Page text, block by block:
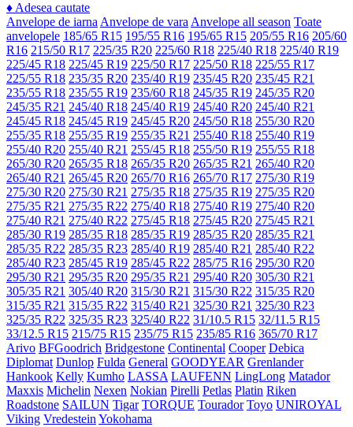
♦ Adesea cautate
Anvelope de iarna Anvelope de vara Anvelope all season Toate
anvelopele 185/65 R15 195/55 R16 195/65 R15 205/55 R16 205/60
R16 215/50 R17 225/35 R20 225/60 R18 225/40 R18 225/40 R19
225/45 R18 225/45 R19 225/50 R17 225/50 R18 225/55 R17
225/55 R18 235/35 R20 235/40 R19 235/45 R20 235/45 R21
235/55 R18 235/55 R19 235/60 R18 245/35 R19 245/35 R20
245/35 R21 245/40 R18 245/40 R19 245/40 R20 245/40 R21
245/45 R18 245/45 R19 245/45 R20 245/50 R18 255/30 R20
255/35 R18 255/35 R19 255/35 R21 255/40 R18 255/40 R19
255/40 R20 255/40 R21 255/45 R18 255/50 R19 255/55 R18
265/30 R20 265/35 R18 265/35 R20 265/35 R21 265/40 R20
265/40 R21 265/45 R20 265/70 R16 265/70 R17 275/30 R19
275/30 R20 275/30 R21 275/35 R18 275/35 R19 275/35 R20
275/35 R21 275/35 R22 275/40 R18 275/40 R19 275/40 R20
275/40 R21 275/40 R22 275/45 R18 275/45 R20 275/45 R21
285/30 R19 285/35 R18 285/35 R19 285/35 R20 285/35 R21
285/35 R22 285/35 R23 285/40 R19 285/40 R21 285/40 R22
285/40 R23 285/45 R19 285/45 R22 285/75 R16 295/30 R20
295/30 R21 295/35 R20 295/35 R21 295/40 R20 305/30 R21
305/35 R21 305/40 R20 315/30 R21 315/30 R22 315/35 R20
315/35 R21 315/35 R22 315/40 R21 325/30 R21 325/30 R23
325/35 R22 325/35 R23 325/40 R22 31/10.5 R15 32/11.5 R15
33/12.5 R15 215/75 R15 235/75 R15 235/85 R16 365/70 R17
Arivo BFGoodrich Bridgestone Continental Cooper Debica
Diplomat Dunlop Fulda General GOODYEAR Grenlander
Hankook Kelly Kumho LASSA LAUFENN LingLong Matador
Maxxis Michelin Nexen Nokian Pirelli Petlas Platin Riken
Roadstone SAILUN Tigar TORQUE Tourador Toyo UNIROYAL
Viking Vredestein Yokohama